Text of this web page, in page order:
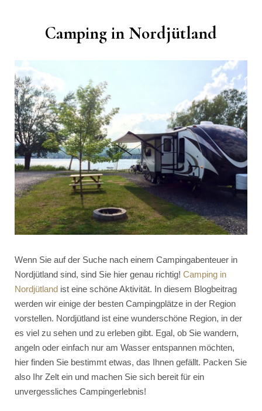
Camping in Nordjütland
Wenn Sie auf der Suche nach einem Campingabenteuer in
Nordjütland sind, sind Sie hier genau richtig! Camping in
Nordjütland ist eine schöne Aktivität. In diesem Blogbeitrag
werden wir einige der besten Campingplätze in der Region
vorstellen. Nordjütland ist eine wunderschöne Region, in der
es viel zu sehen und zu erleben gibt. Egal, ob Sie wandern,
angeln oder einfach nur am Wasser entspannen möchten,
hier finden Sie bestimmt etwas, das Ihnen gefällt. Packen Sie
also Ihr Zelt ein und machen Sie sich bereit für ein
unvergessliches Campingerlebnis!